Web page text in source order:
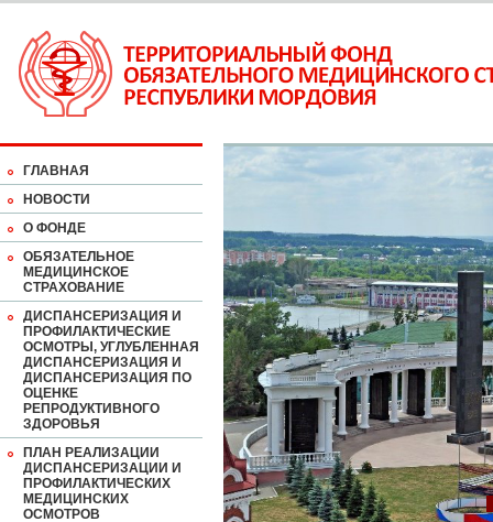
ГЛАВНАЯ
НОВОСТИ
О ФОНДЕ
ОБЯЗАТЕЛЬНОЕ
МЕДИЦИНСКОЕ
СТРАХОВАНИЕ
ДИСПАНСЕРИЗАЦИЯ И
ПРОФИЛАКТИЧЕСКИЕ
ОСМОТРЫ, УГЛУБЛЕННАЯ
ДИСПАНСЕРИЗАЦИЯ И
ДИСПАНСЕРИЗАЦИЯ ПО
ОЦЕНКЕ
РЕПРОДУКТИВНОГО
ЗДОРОВЬЯ
ПЛАН РЕАЛИЗАЦИИ
ДИСПАНСЕРИЗАЦИИ И
ПРОФИЛАКТИЧЕСКИХ
МЕДИЦИНСКИХ
ОСМОТРОВ